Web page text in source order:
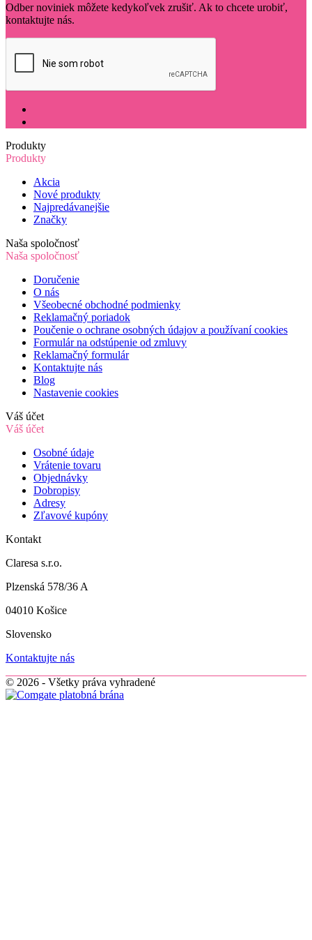
Odber noviniek môžete kedykoľvek zrušiť. Ak to chcete urobiť,
kontaktujte nás.
Produkty
Produkty
Akcia
Nové produkty
Najpredávanejšie
Značky
Naša spoločnosť
Naša spoločnosť
Doručenie
O nás
Všeobecné obchodné podmienky
Reklamačný poriadok
Poučenie o ochrane osobných údajov a používaní cookies
Formulár na odstúpenie od zmluvy
Reklamačný formulár
Kontaktujte nás
Blog
Nastavenie cookies
Váš účet
Váš účet
Osobné údaje
Vrátenie tovaru
Objednávky
Dobropisy
Adresy
Zľavové kupóny
Kontakt
Claresa s.r.o.
Plzenská 578/36 A
04010 Košice
Slovensko
Kontaktujte nás
© 2026 - Všetky práva vyhradené